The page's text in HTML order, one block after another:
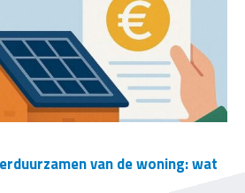
van de woning: wat